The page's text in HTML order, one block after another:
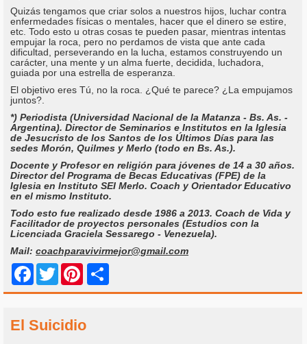
Quizás tengamos que criar solos a nuestros hijos, luchar contra
enfermedades físicas o mentales, hacer que el dinero se estire,
etc. Todo esto u otras cosas te pueden pasar, mientras intentas
empujar la roca, pero no perdamos de vista que ante cada
dificultad, perseverando en la lucha, estamos construyendo un
carácter, una mente y un alma fuerte, decidida, luchadora,
guiada por una estrella de esperanza.
El objetivo eres Tú, no la roca. ¿Qué te parece? ¿La empujamos
juntos?.
*) Periodista (Universidad Nacional de la Matanza - Bs. As. -
Argentina). Director de Seminarios e Institutos en la Iglesia
de Jesucristo de los Santos de los Últimos Días para las
sedes Morón, Quilmes y Merlo (todo en Bs. As.).
Docente y Profesor en religión para jóvenes de 14 a 30 años.
Director del Programa de Becas Educativas (FPE) de la
Iglesia en Instituto SEI Merlo. Coach y Orientador Educativo
en el mismo Instituto.
Todo esto fue realizado desde 1986 a 2013. Coach de Vida y
Facilitador de proyectos personales (Estudios con la
Licenciada Graciela Sessarego - Venezuela).
Mail: coachparavivirmejor@gmail.com
Facebook
Twitter Pinterest
El Suicidio